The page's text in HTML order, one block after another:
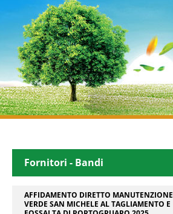
Fornitori - Bandi
AFFIDAMENTO DIRETTO MANUTENZIONE
VERDE SAN MICHELE AL TAGLIAMENTO E